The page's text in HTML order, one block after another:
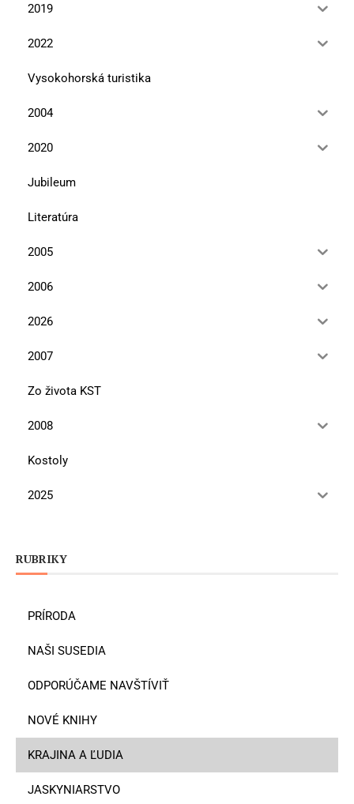
2019
2022
Vysokohorská turistika
2004
2020
Jubileum
Literatúra
2005
2006
2026
2007
Zo života KST
2008
Kostoly
2025
RUBRIKY
PRÍRODA
NAŠI SUSEDIA
ODPORÚČAME NAVŠTÍVIŤ
NOVÉ KNIHY
KRAJINA A ĽUDIA
JASKYNIARSTVO